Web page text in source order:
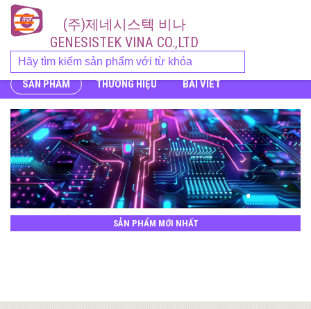
(주)제네시스텍 비나
GENESISTEK VINA CO.,LTD
SẢN PHẨM THƯƠNG HIỆU BÀI VIẾT
SẢN PHẨM MỚI NHẤT